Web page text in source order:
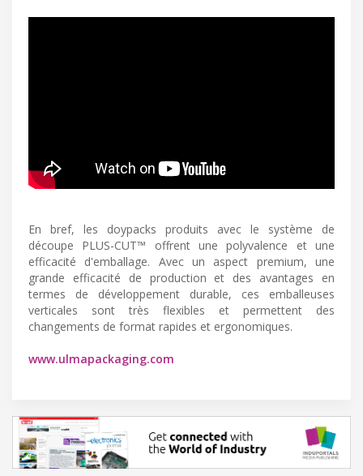
En bref, les doypacks produits avec le système de
découpe PLUS-CUT™ offrent une polyvalence et une
efficacité d'emballage. Avec un aspect premium, une
grande efficacité de production et des avantages en
termes de développement durable, ces emballeuses
verticales sont très flexibles et permettent des
changements de format rapides et ergonomiques.
www.ulmapackaging.com